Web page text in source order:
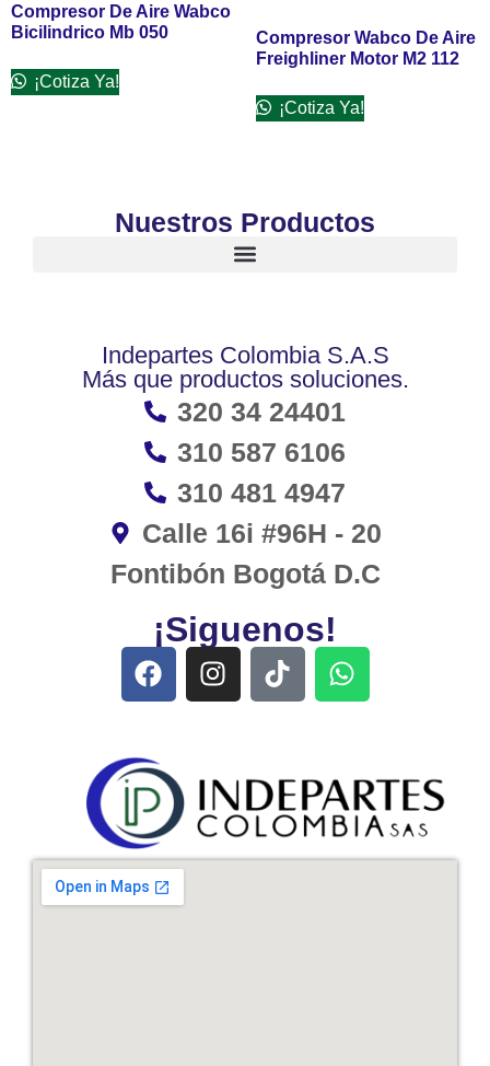
Compresor De Aire Wabco
Bicilindrico Mb 050
¡Cotiza Ya!
Compresor Wabco De Aire
Freighliner Motor M2 112
¡Cotiza Ya!
Nuestros Productos
Indepartes Colombia S.A.S
Más que productos soluciones.
320 34 24401
310 587 6106
310 481 4947
Calle 16i #96H - 20
Fontibón Bogotá D.C
¡Siguenos!